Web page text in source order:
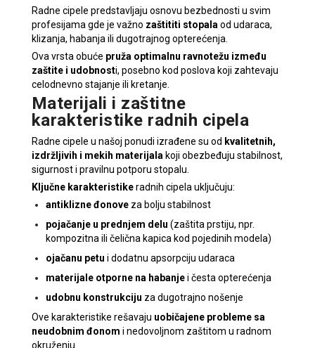
Radne cipele predstavljaju osnovu bezbednosti u svim
profesijama gde je važno zaštititi stopala od udaraca,
klizanja, habanja ili dugotrajnog opterećenja.
Ova vrsta obuće pruža optimalnu ravnotežu između
zaštite i udobnosti, posebno kod poslova koji zahtevaju
celodnevno stajanje ili kretanje.
Materijali i zaštitne
karakteristike radnih cipela
Radne cipele u našoj ponudi izrađene su od kvalitetnih,
izdržljivih i mekih materijala koji obezbeđuju stabilnost,
sigurnost i pravilnu potporu stopalu.
Ključne karakteristikeradnih cipela uključuju:
antiklizne đonove za bolju stabilnost
pojačanje u prednjem delu (zaštita prstiju, npr.
kompozitna ili čelična kapica kod pojedinih modela)
ojačanu petu i dodatnu apsorpciju udaraca
materijale otporne na habanjei česta opterećenja
udobnu konstrukciju za dugotrajno nošenje
Ove karakteristike rešavaju uobičajene probleme sa
neudobnim đonom i nedovoljnom zaštitom u radnom
okruženju.